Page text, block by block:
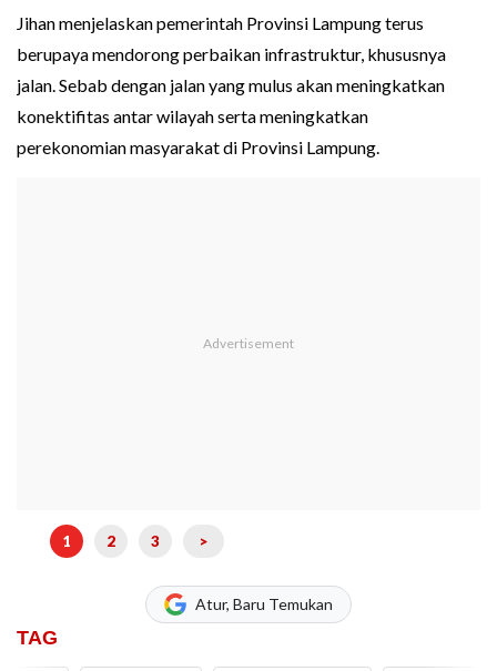
Jihan menjelaskan pemerintah Provinsi Lampung terus
berupaya mendorong perbaikan infrastruktur, khususnya
jalan. Sebab dengan jalan yang mulus akan meningkatkan
konektifitas antar wilayah serta meningkatkan
perekonomian masyarakat di Provinsi Lampung.
1 2 3 >
Atur, Baru Temukan
TAG